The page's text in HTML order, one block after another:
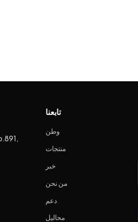
تابعنا
وطن
منتجات
خبر
من نحن
دعم
محاليل